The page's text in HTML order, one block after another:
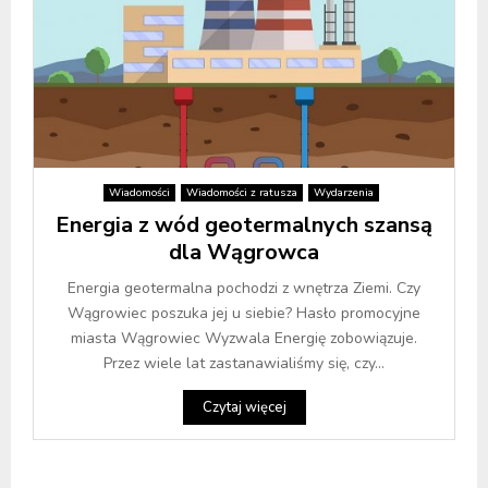
Wiadomości Wiadomości z ratusza Wydarzenia
Energia z wód geotermalnych szansą
dla Wągrowca
Energia geotermalna pochodzi z wnętrza Ziemi. Czy
Wągrowiec poszuka jej u siebie? Hasło promocyjne
miasta Wągrowiec Wyzwala Energię zobowiązuje.
Przez wiele lat zastanawialiśmy się, czy...
Czytaj więcej